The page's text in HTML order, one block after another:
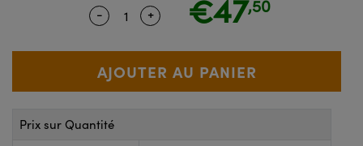
de Poche ou à Mesure Directe
: Caméras
Optiques Lightpath
Quantity Selector
- Use the plus and minus buttons to
+ €47,50
Prix sur Quantité